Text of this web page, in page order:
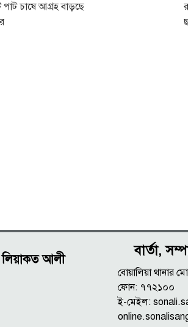
পাট চাষে আগ্রহ বাড়ছে
আলী
বার্তা,
বোয়ালিয়া থানার
ফোন: ৭৭২১০০
ই-মেইল: